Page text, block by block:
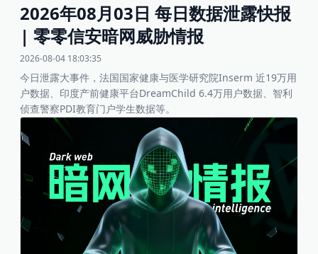
2026年08月03日 每日数据泄露快报
| 零零信安暗网威胁情报
2026-08-04 18:03:35
今日泄露大事件，法国国家健康与医学研究院Inserm 近19万用
户数据、印度产前健康平台DreamChild 6.4万用户数据、智利
侦查警察PDI教育门户学生数据等。